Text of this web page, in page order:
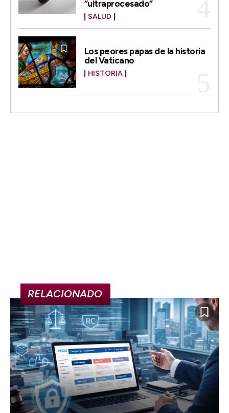
“ultraprocesado”
SALUD
Los peores papas de la historia
del Vaticano
HISTORIA
RELACIONADO